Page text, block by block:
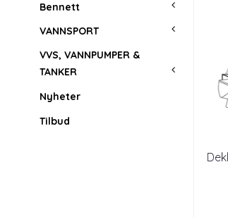
Bennett
VANNSPORT
VVS, VANNPUMPER &
TANKER
Nyheter
Tilbud